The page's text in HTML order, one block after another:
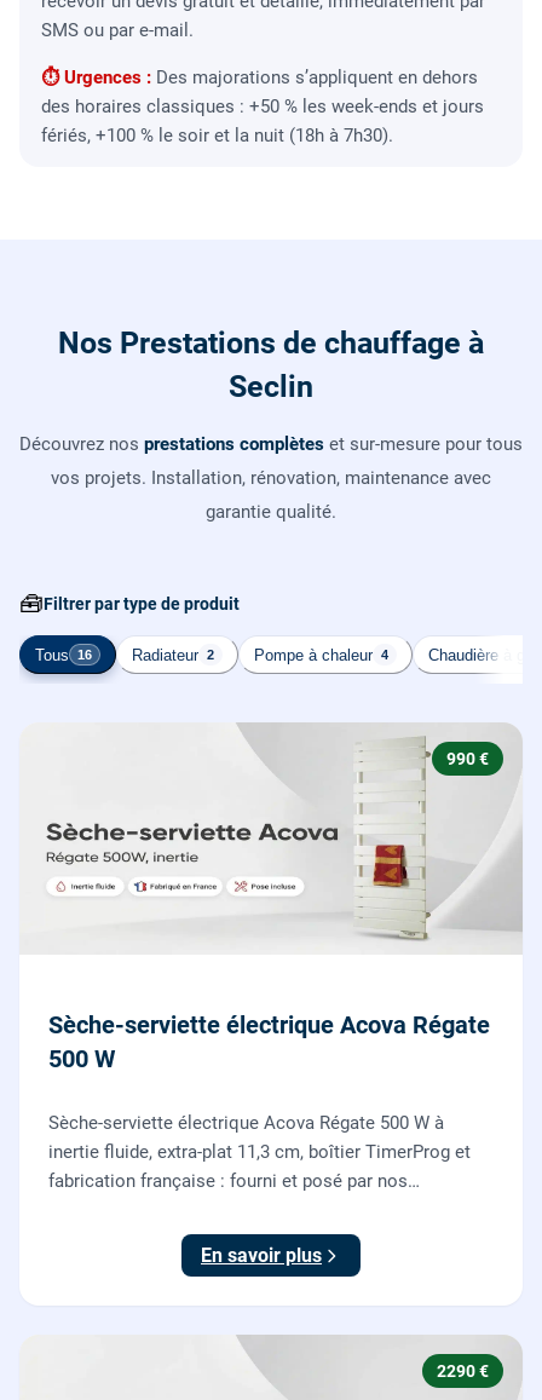
SMS ou par e-mail.
⏱ Urgences : Des majorations s’appliquent en dehors
des horaires classiques : +50 % les week-ends et jours
fériés, +100 % le soir et la nuit (18h à 7h30).
Nos Prestations de chauffage à
Seclin
Découvrez nos prestations complètes et sur-mesure pour tous
vos projets. Installation, rénovation, maintenance avec
garantie qualité.
🧰Filtrer par type de produit
Tous 16 Radiateur 2 Pompe à chaleur 4 Chaudière à gaz
990 €
Sèche-serviette électrique Acova Régate
500 W
Sèche-serviette électrique Acova Régate 500 W à
inertie fluide, extra-plat 11,3 cm, boîtier TimerProg et
fabrication française : fourni et posé par nos
En savoir plus
2290 €